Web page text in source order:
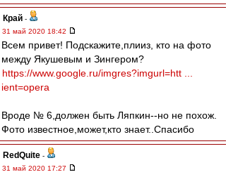
Край -
31 май 2020 18:42
Всем привет! Подскажите,плииз, кто на фото
между Якушевым и Зингером?
https://www.google.ru/imgres?imgurl=htt ...
ient=opera
Вроде № 6,должен быть Ляпкин--но не похож.
Фото известное,может,кто знает..Спасибо
RedQuite -
31 май 2020 17:27